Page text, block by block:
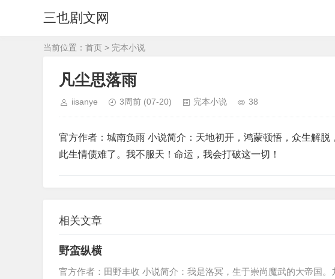
三也剧文网
当前位置： 首页 > 完本小说
凡尘思落雨
iisanye 3周前 (07-20) 完本小说 38
官方作者：城南负雨 小说简介：天地初开，鸿蒙顿悟，众生解脱
此生情债难了。我不服天！命运，我会打破这一切！
相关文章
野蛮纵横
官方作者：田野丰收 小说简介：我是洛冥，生于崇尚魔武的大帝国